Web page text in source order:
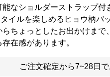
能なショルダーストラップ付
イルを楽しめるヒョウ柄バッ
らちょっとしたお出かけまで
在感があります。
ご注文確定から7~28日